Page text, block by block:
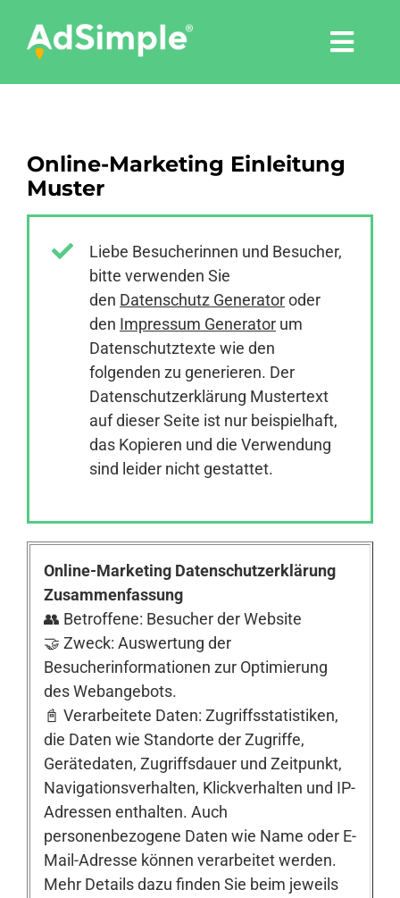
content
Tools
Pressemitteilungen
Anmelden
Online-Marketing Einleitung
Muster
Liebe Besucherinnen und Besucher,
bitte verwenden Sie
den Datenschutz Generatoroder
den Impressum Generator um
Datenschutztexte wie den
folgenden zu generieren. Der
Datenschutzerklärung Mustertext
auf dieser Seite ist nur beispielhaft,
das Kopieren und die Verwendung
sind leider nicht gestattet.
Online-Marketing Datenschutzerklärung
Zusammenfassung
👥 Betroffene: Besucher der Website
🤝 Zweck: Auswertung der
Besucherinformationen zur Optimierung
des Webangebots.
📓 Verarbeitete Daten: Zugriffsstatistiken,
die Daten wie Standorte der Zugriffe,
Gerätedaten, Zugriffsdauer und Zeitpunkt,
Navigationsverhalten, Klickverhalten und IP-
Adressen enthalten. Auch
personenbezogene Daten wie Name oder E-
Mail-Adresse können verarbeitet werden.
Mehr Details dazu finden Sie beim jeweils